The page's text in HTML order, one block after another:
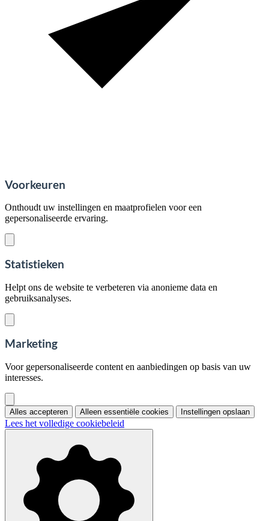
Voorkeuren
Onthoudt uw instellingen en maatprofielen voor een
gepersonaliseerde ervaring.
Statistieken
Helpt ons de website te verbeteren via anonieme data en
gebruiksanalyses.
Marketing
Voor gepersonaliseerde content en aanbiedingen op basis van uw
interesses.
Alles accepteren Alleen essentiële cookies Instellingen opslaan
Lees het volledige cookiebeleid